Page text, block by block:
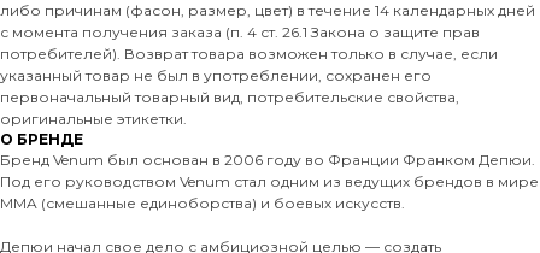
либо причинам (фасон, размер, цвет) в течение 14 календарных дней
с момента получения заказа (п. 4 ст. 26.1 Закона о защите прав
потребителей). Возврат товара возможен только в случае, если
указанный товар не был в употреблении, сохранен его
первоначальный товарный вид, потребительские свойства,
оригинальные этикетки.
О БРЕНДЕ
Бренд Venum был основан в 2006 году во Франции Франком Депюи.
Под его руководством Venum стал одним из ведущих брендов в мире
MMA (смешанные единоборства) и боевых искусств.
Депюи начал свое дело с амбициозной целью — создать